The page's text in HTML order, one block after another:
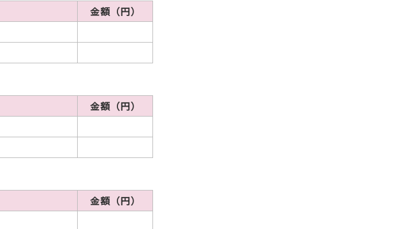
金額（円）
金額（円）
金額（円）